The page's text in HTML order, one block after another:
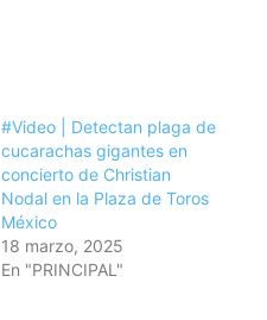
#Video | Detectan plaga de
cucarachas gigantes en
concierto de Christian
Nodal en la Plaza de Toros
México
18 marzo, 2025
En "PRINCIPAL"